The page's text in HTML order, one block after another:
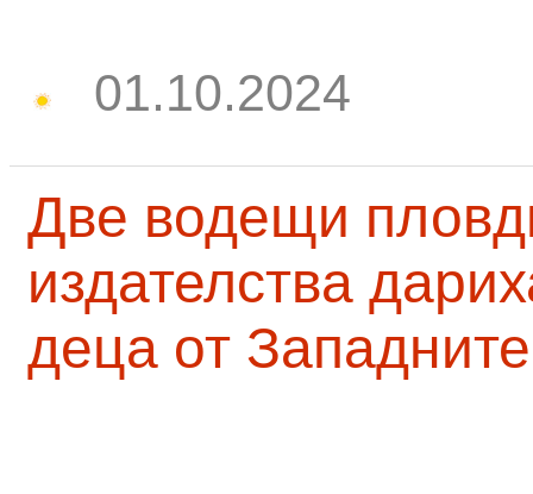
01.10.2024
Две водещи
издателства
деца от